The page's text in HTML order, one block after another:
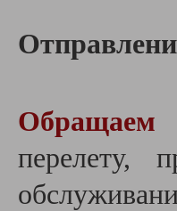
Обращаем
перелету,